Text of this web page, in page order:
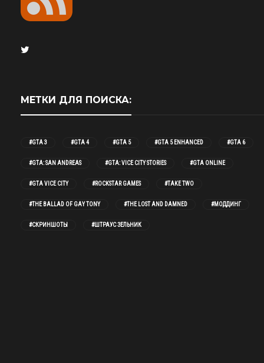
МЕТКИ ДЛЯ ПОИСКА:
#GTA 3 #GTA 4 #GTA 5 #GTA 5 ENHANCED #GTA 6
#GTA: SAN ANDREAS #GTA: VICE CITY STORIES #GTA ONLINE
#GTA VICE CITY #ROCKSTAR GAMES #TAKE TWO
#THE BALLAD OF GAY TONY #THE LOST AND DAMNED #МОДДИНГ
#СКРИНШОТЫ #ШТРАУС ЗЕЛЬНИК